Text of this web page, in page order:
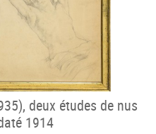
deux études de nus
1914